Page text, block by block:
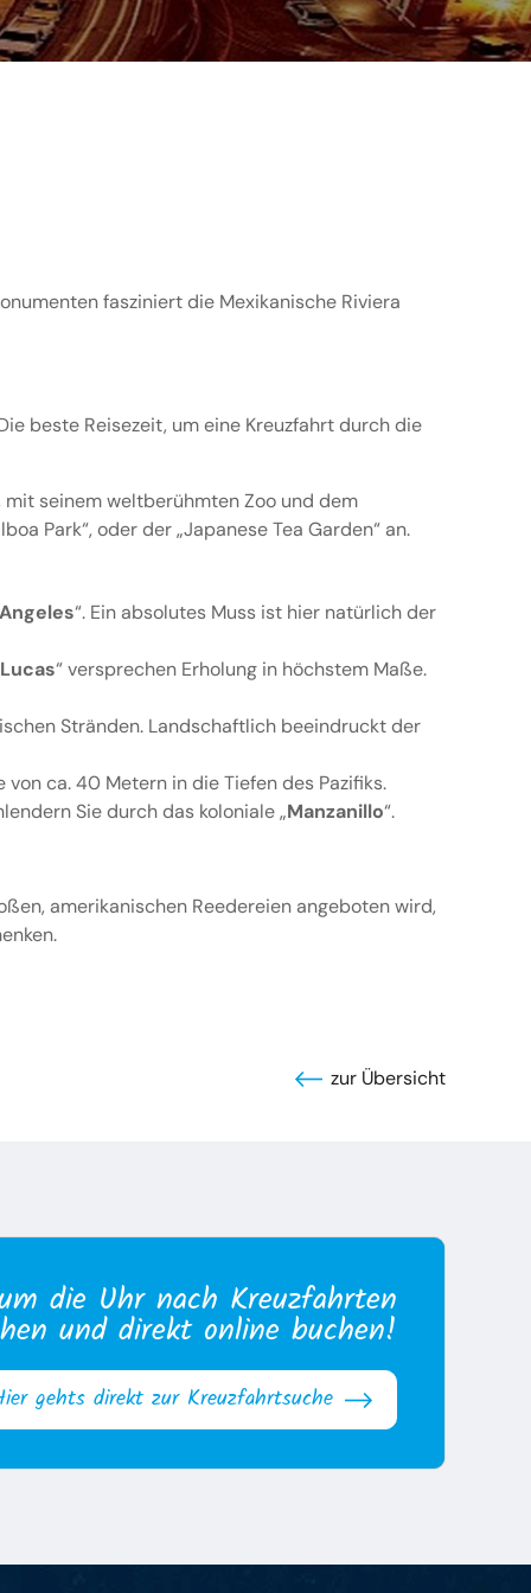
fasziniert die Mexikanische Riviera
beste Reisezeit, um eine Kreuzfahrt durch die
mit seinem weltberühmten Zoo und dem
Park“, oder der „Japanese Tea Garden“ an.
“. Ein absolutes Muss ist hier natürlich der
“ versprechen Erholung in höchstem Maße.
Stränden. Landschaftlich beeindruckt der
ca. 40 Metern in die Tiefen des Pazifiks.
Sie durch das koloniale „Manzanillo“.
amerikanischen Reedereien angeboten wird,
zur Übersicht
die Uhr nach Kreuzfahrten
und direkt online buchen!
gehts direkt zur Kreuzfahrtsuche